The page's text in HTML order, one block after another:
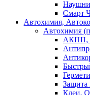
Смарт
Автохимия,
Автохимия
АКПП,
Защита
Клеи,